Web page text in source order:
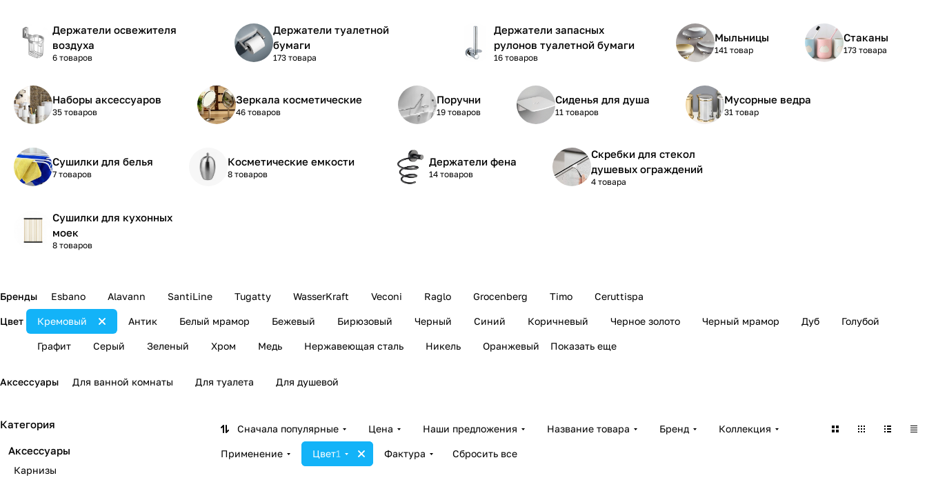
Держатели освежителя
воздуха
6 товаров
Держатели туалетной
бумаги
173 товара
Держатели запасных
рулонов туалетной бумаги
16 товаров
Мыльницы
141 товар
Стаканы
173 товара
Наборы аксессуаров
35 товаров
Зеркала косметические
46 товаров
Поручни
19 товаров
Сиденья для душа
11 товаров
Мусорные ведра
31 товар
Сушилки для белья
7 товаров
Косметические емкости
8 товаров
Держатели фена
14 товаров
Скребки для стекол
душевых ограждений
4 товара
Сушилки для кухонных
моек
8 товаров
Бренды Esbano Alavann SantiLine Tugatty WasserKraft Veconi Raglo Grocenberg Timo Ceruttispa
Цвет Антик Белый мрамор Бежевый Бирюзовый Черный Синий Коричневый Черное золото Черный мрамор Дуб Голубой
Графит Серый Зеленый Хром
Кремовый
Медь Нержавеющая сталь Никель Оранжевый Показать еще
Аксессуары Для ванной комнаты Для туалета Для душевой
Сначала популярные Цена Наши предложения Название товара Бренд Коллекция
Применение Цвет1 Фактура Сбросить все
Категория
Аксессуары
Карнизы